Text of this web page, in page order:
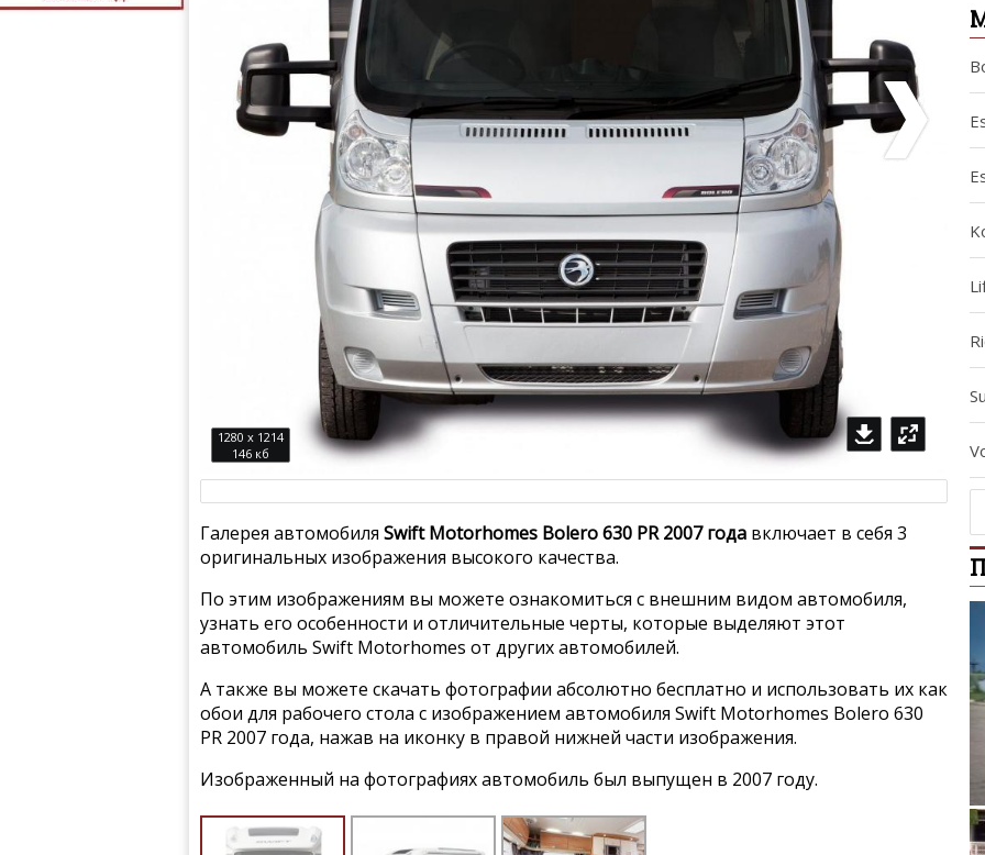
1280 x 1214
146 кб
Галерея автомобиля Swift Motorhomes Bolero 630 PR 2007 года включает в себя 3
оригинальных изображения высокого качества.
По этим изображениям вы можете ознакомиться с внешним видом автомобиля,
узнать его особенности и отличительные черты, которые выделяют этот
автомобиль Swift Motorhomes от других автомобилей.
А также вы можете скачать фотографии абсолютно бесплатно и использовать их как
обои для рабочего стола с изображением автомобиля Swift Motorhomes Bolero 630
PR 2007 года, нажав на иконку в правой нижней части изображения.
Изображенный на фотографиях автомобиль был выпущен в 2007 году.